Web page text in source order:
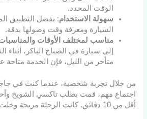
الوقت المحدد.
سهولة الاستخدام: بفضل التطبيق
السيارة ومعرفة وقت وصولها بدقة.
مناسب لمختلف الأوقات
إلى سيارة في الصباح الباكر، أثناء
متأخر من الليل، فإن الخدمة متاحة
من خلال تجربة شخصية، عندما كنت في
اجتماع مهم، قمت بطلب تاكسي الشويخ
أقل من 10 دقائق. كانت الرحلة مريحة وخلت من أي توتر.